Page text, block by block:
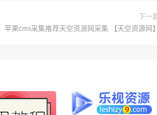
下一
苹果cms采集推荐天空资源网采集 【天空资源网